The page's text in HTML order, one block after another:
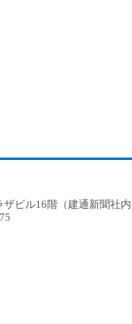
ビル16階（建通新聞社